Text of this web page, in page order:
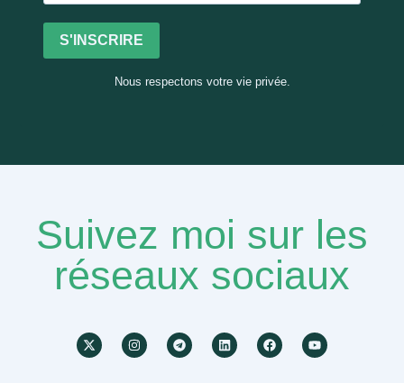
S'INSCRIRE
Nous respectons votre vie privée.
Suivez moi sur les
réseaux sociaux